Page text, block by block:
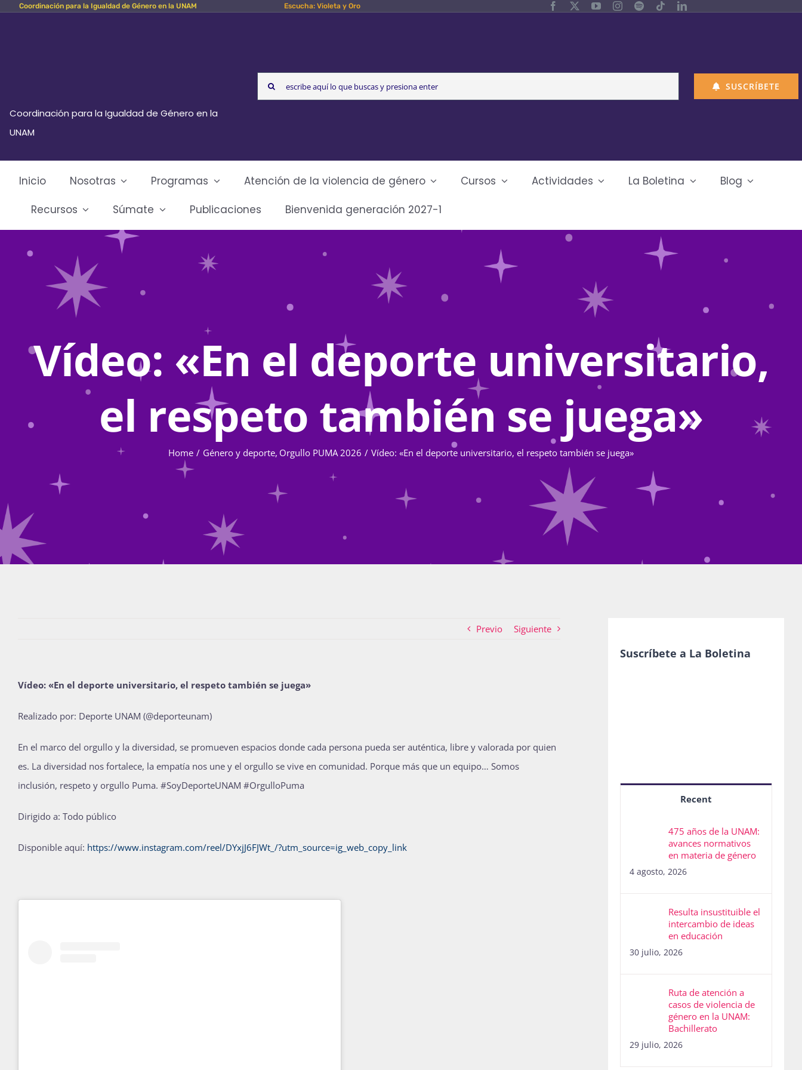
Skip Coordinación para la Igualdad de Género en la UNAM Escucha: Violeta y Oro
Coordinación para la Igualdad de Género en la
UNAM
Search
for:
SUSCRÍBETE
Inicio Nosotras Programas Atención de la violencia de género Cursos Actividades La Boletina
Blog
Recursos
Súmate Publicaciones Bienvenida generación 2027-1
Vídeo: «En el deporte universitario,
el respeto también se juega»
Home Género y deporte Orgullo PUMA 2026 Vídeo: «En el deporte universitario, el respeto también se juega»
Previo Siguiente
Vídeo: «En el deporte universitario, el respeto también se juega»
Realizado por: Deporte UNAM (@deporteunam)
En el marco del orgullo y la diversidad, se promueven espacios donde cada persona pueda ser auténtica, libre y valorada por quien
es. La diversidad nos fortalece, la empatía nos une y el orgullo se vive en comunidad. Porque más que un equipo… Somos
inclusión, respeto y orgullo Puma. #SoyDeporteUNAM #OrgulloPuma
Dirigido a: Todo público
Disponible aquí: https://www.instagram.com/reel/DYxjJ6FJWt_/?utm_source=ig_web_copy_link
Suscríbete a La Boletina
Recent
475 años de la UNAM:
avances normativos
en materia de género
4 agosto, 2026
Resulta insustituible el
intercambio de ideas
en educación
30 julio, 2026
Ruta de atención a
casos de violencia de
género en la UNAM:
Bachillerato
29 julio, 2026